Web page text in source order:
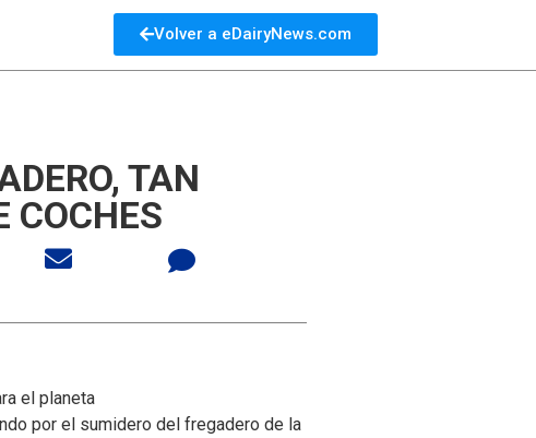
Volver a eDairyNews.com
TAN
COCHES
el planeta
por el sumidero del fregadero de la